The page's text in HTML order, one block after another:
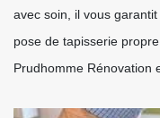
avec soin, il vous
pose de tapisserie
Prudhomme Rénovation